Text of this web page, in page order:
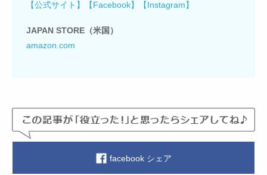
【公式サイト】 【Facebook】 【Instagram】
JAPAN STORE（米国）
amazon.com
facebook シェア